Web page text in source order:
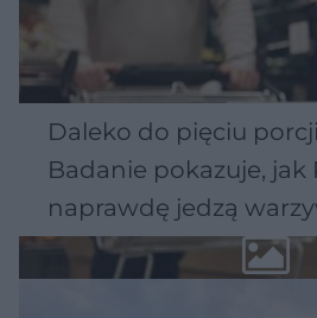
Daleko do pięciu
Badanie pokazuje, jak
naprawdę jedzą